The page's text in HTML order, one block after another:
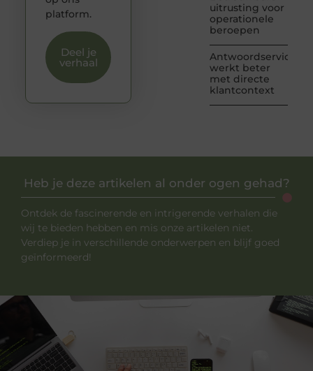
uitrusting voor
operationele
beroepen
Antwoordservice
werkt beter
met directe
klantcontext
platform.
Deel je
verhaal
Heb je deze artikelen al onder ogen gehad?
Ontdek de fascinerende en intrigerende verhalen die
wij te bieden hebben en mis onze artikelen niet.
Verdiep je in verschillende onderwerpen en blijf goed
geïnformeerd!